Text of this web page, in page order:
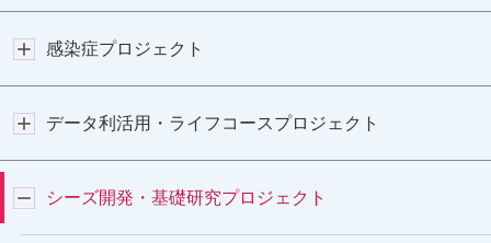
感染症プロジェクト
データ利活用・ライフコースプロジェクト
シーズ開発・基礎研究プロジェクト